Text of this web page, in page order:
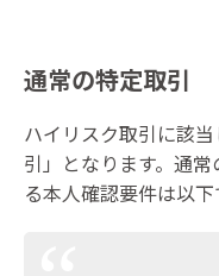
通常の特定取引
ハイリスク取引に該
引」となります。通
る本人確認要件は以下